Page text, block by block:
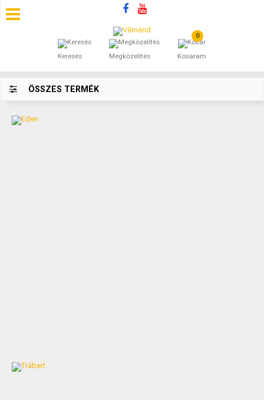
Keresés Megközelítés
0
Kosaram
SZÁLLÁSOK
ÁLTALÁNOS SZERZŐDÉSI FELTÉTELEK
ÖSSZES TERMÉK